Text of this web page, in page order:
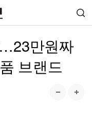
만원짜
브랜드